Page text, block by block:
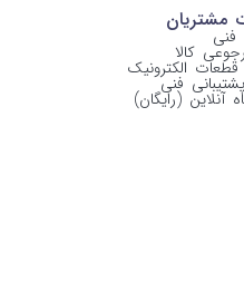
مشتریان
فنی
کالا
قطعات الکترونیک
فنی
آنلاین (رایگان)